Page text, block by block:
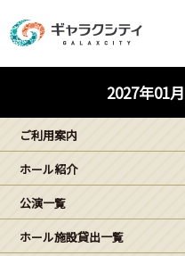
施設案内
ギャラクシティとは
こどもみーてぃんぐ
2027年01
ご利用案内
ホール紹介
公演一覧
ホール施設貸出一覧